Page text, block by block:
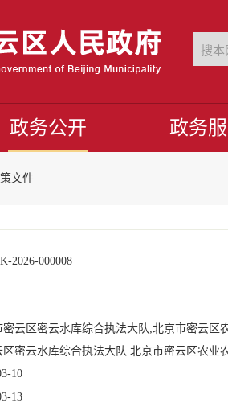
政务公开 政务
文件
2026-000008
密云区密云水库综合执法大队;北京市密云区
区密云水库综合执法大队 北京市密云区农业
10
13